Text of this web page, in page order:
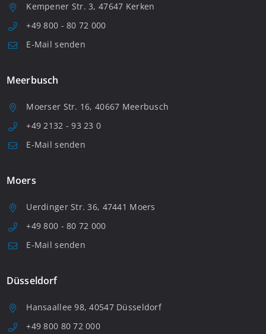
Kempener Str. 3, 47647 Kerken
+49 800 - 80 72 000
E-Mail senden
Meerbusch
Moerser Str. 16, 40667 Meerbusch
+49 2132 - 93 23 0
E-Mail senden
Moers
Uerdinger Str. 36, 47441 Moers
+49 800 - 80 72 000
E-Mail senden
Düsseldorf
Hansaallee 98, 40547 Düsseldorf
+49 800 80 72 000